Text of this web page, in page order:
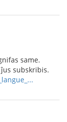
same.
ĵus subskribis.